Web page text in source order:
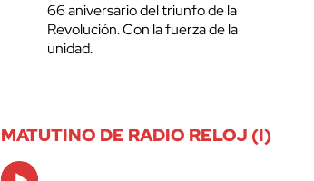
66 aniversario del triunfo de la
Revolución. Con la fuerza de la
unidad.
MATUTINO DE RADIO RELOJ (I)
Audio